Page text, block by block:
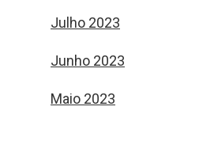
Julho 2023
Junho 2023
Maio 2023